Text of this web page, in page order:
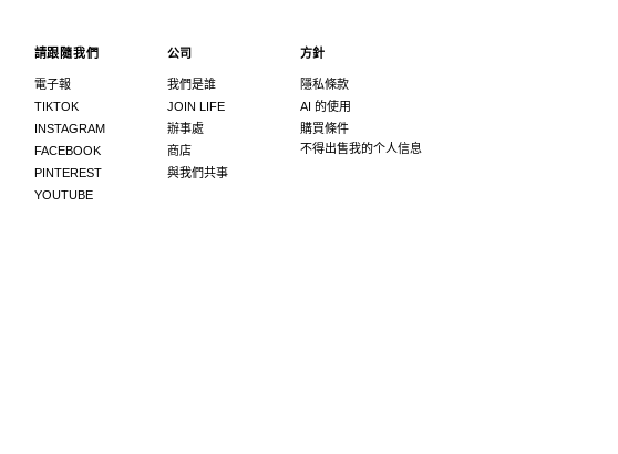
請跟隨我們
電子報
TIKTOK
INSTAGRAM
FACEBOOK
PINTEREST
YOUTUBE
公司
我們是誰
JOIN LIFE
辦事處
商店
與我們共事
方針
隱私條款
AI 的使用
購買條件
不得出售我的个人信息